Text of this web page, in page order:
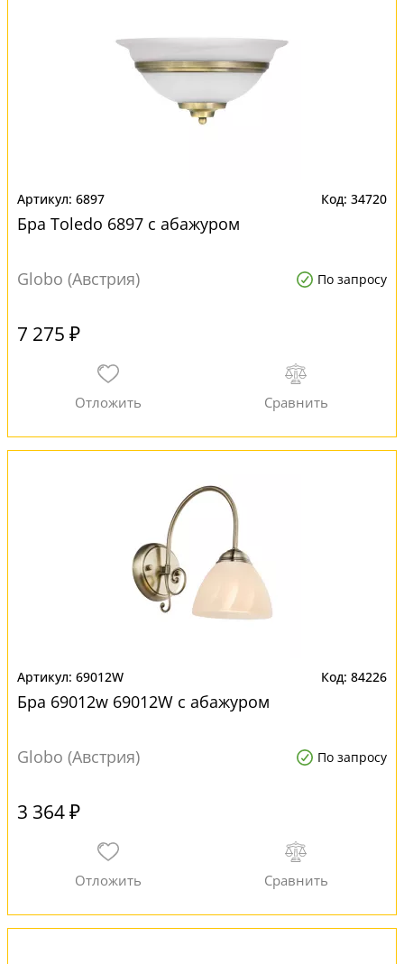
6897 34720
Бра Toledo 6897 с абажуром
Globo (Австрия) По запросу
7 275 ₽
69012W 84226
Бра 69012w 69012W с абажуром
Globo (Австрия) По запросу
3 364 ₽